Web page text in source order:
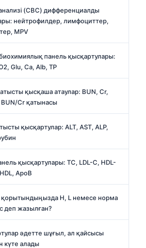
(CBC) дифференциалды
нейтрофилдер, лимфоциттер,
MPV
панель қысқартулары:
Glu, Ca, Alb, TP
қысқаша атаулар: BUN, Cr,
Cr қатынасы
қысқартулар: ALT, AST, ALP,
қысқартулары: TC, LDL-C, HDL-
ApoB
қорытындыңызда H, L немесе норма
деп жазылған?
әдетте шұғыл, ал қайсысы
күте алады